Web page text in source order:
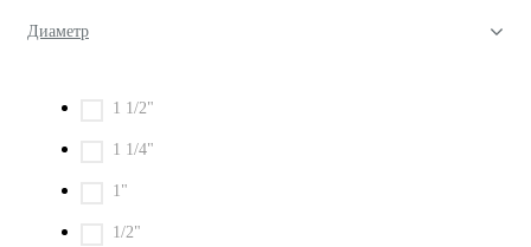
Диаметр
1 1/2"
1 1/4"
1"
1/2"